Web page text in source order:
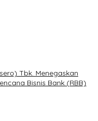
Tbk. Menegaskan
Bisnis Bank (RBB)